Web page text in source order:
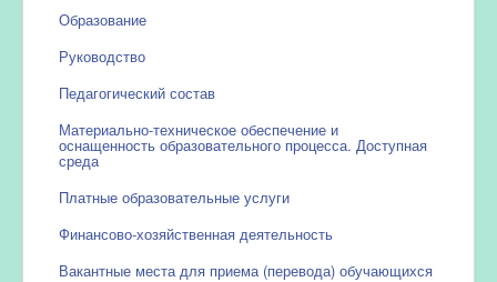
Образование
Руководство
Педагогический состав
Материально-техническое обеспечение и
оснащенность образовательного процесса. Доступная
среда
Платные образовательные услуги
Финансово-хозяйственная деятельность
Вакантные места для приема (перевода) обучающихся